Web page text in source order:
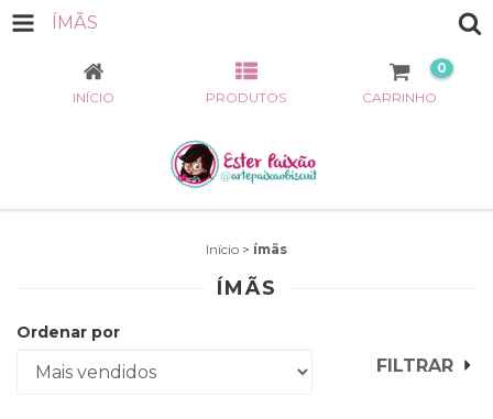
ÍMÃS
INÍCIO PRODUTOS CARRINHO
0
Início > ímãs
ÍMÃS
Ordenar por
FILTRAR